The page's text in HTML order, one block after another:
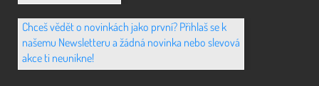
Chceš vědět o novinkách jako první? Přihlaš se k
našemu Newsletteru a žádná novinka nebo slevová
akce ti neunikne!